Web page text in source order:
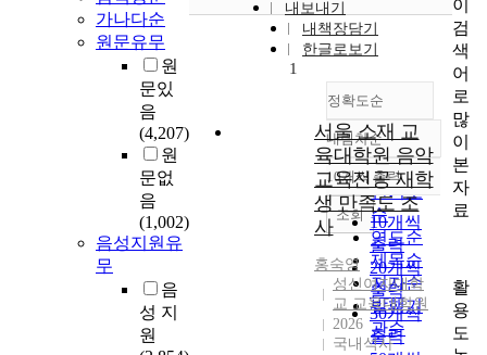
가나다순
원문유무
원
문있
음
(4,207)
원
문없
음
(1,002)
음성지원유
무
음
성 지
원
내보내기
내책장담기
한글로보기
정확도순
정확도
순
인기도
순
연도순
제목순
저자순
발행기
관순
내림차순
내림차순
10개씩 출력
10개씩
출력
20개씩
출력
30개씩
출력
조회
1
서울 소재 교
육대학원 음악
교육전공 재학
생 만족도 조
사
홍숙영
성신여자대학
교 교육대학원
2026
국내석사
이
검
색
어
로
많
이
본
자
료
활
용
도